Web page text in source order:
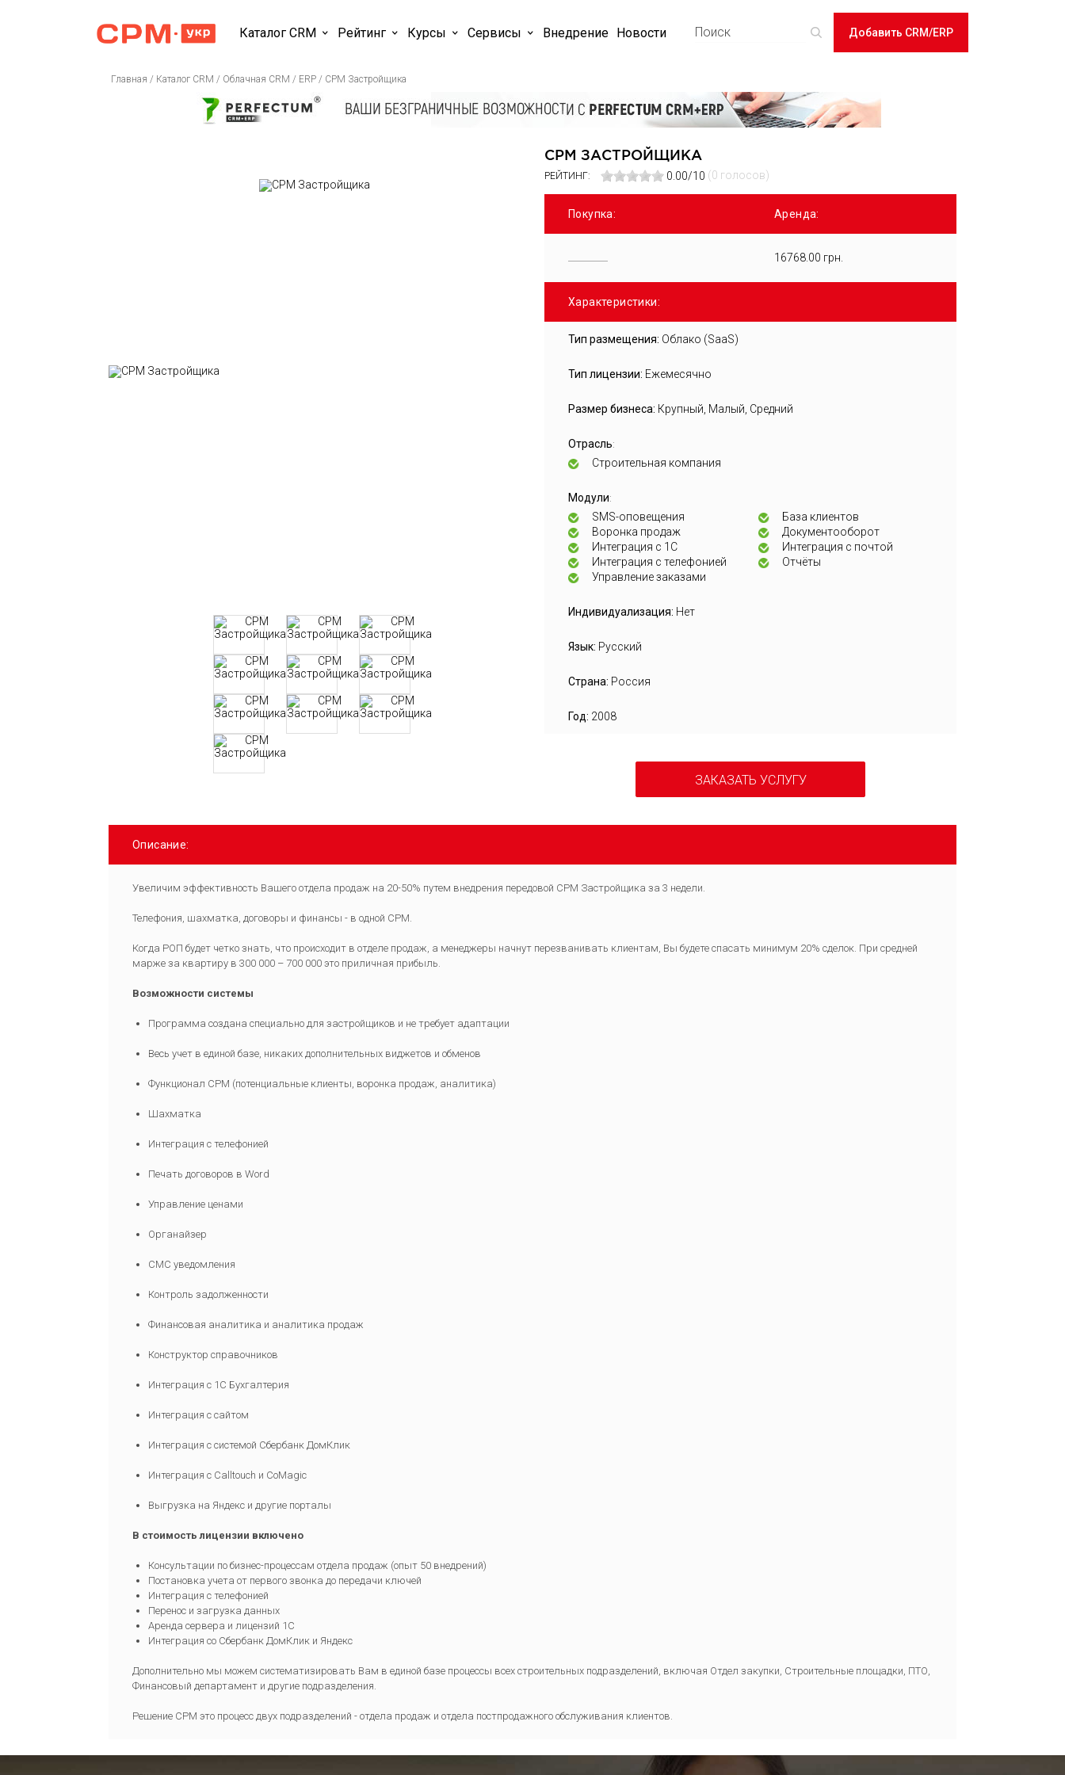
Каталог CRM Рейтинг Курсы Cервисы Внедрение Новости Добавить CRM/ERP
Главная / Каталог CRM / Облачная CRM / ERP / СРМ Застройщика
СРМ ЗАСТРОЙЩИКА
РЕЙТИНГ: 0.00/10 (0 голосов)
Покупка: Аренда:
16768.00 грн.
Характеристики:
Тип размещения: Облако (SaaS)
Тип лицензии: Ежемесячно
Размер бизнеса: Крупный, Малый, Средний
Отрасль:
Строительная компания
Модули:
SMS-оповещения
База клиентов
Воронка продаж
Документооборот
Интеграция с 1С
Интеграция с почтой
Интеграция с телефонией
Отчёты
Управление заказами
Индивидуализация: Нет
Язык: Русский
Страна: Россия
Год: 2008
ЗАКАЗАТЬ УСЛУГУ
Описание:
Увеличим эффективность Вашего отдела продаж на 20-50% путем внедрения передовой СРМ Застройщика за 3 недели.
Телефония, шахматка, договоры и финансы - в одной СРМ.
Когда РОП будет четко знать, что происходит в отделе продаж, а менеджеры начнут перезванивать клиентам, Вы будете спасать минимум 20% сделок. При средней
марже за квартиру в 300 000 – 700 000 это приличная прибыль.
Возможности системы
Программа создана специально для застройщиков и не требует адаптации
Весь учет в единой базе, никаких дополнительных виджетов и обменов
Функционал СРМ (потенциальные клиенты, воронка продаж, аналитика)
Шахматка
Интеграция с телефонией
Печать договоров в Word
Управление ценами
Органайзер
СМС уведомления
Контроль задолженности
Финансовая аналитика и аналитика продаж
Конструктор справочников
Интеграция с 1С Бухгалтерия
Интеграция с сайтом
Интеграция с системой Сбербанк ДомКлик
Интеграция с Calltouch и CoMagic
Выгрузка на Яндекс и другие порталы
В стоимость лицензии включено
Консультации по бизнес-процессам отдела продаж (опыт 50 внедрений)
Постановка учета от первого звонка до передачи ключей
Интеграция с телефонией
Перенос и загрузка данных
Аренда сервера и лицензий 1С
Интеграция со Сбербанк ДомКлик и Яндекс
Дополнительно мы можем систематизировать Вам в единой базе процессы всех строительных подразделений, включая Отдел закупки, Строительные площадки, ПТО,
Финансовый департамент и другие подразделения.
Решение СРМ это процесс двух подразделений - отдела продаж и отдела постпродажного обслуживания клиентов.